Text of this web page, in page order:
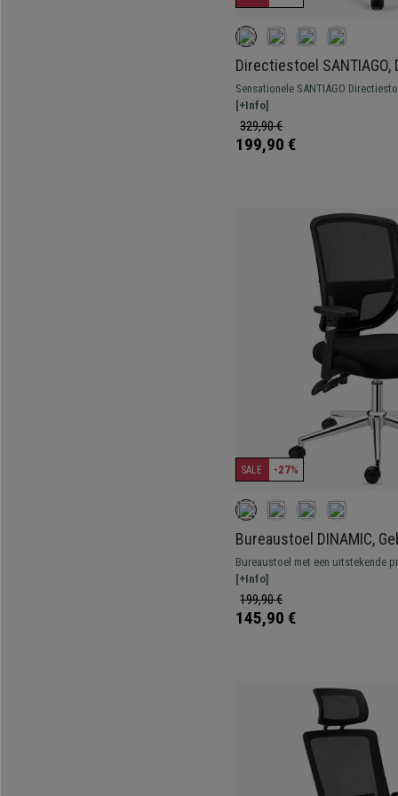
Directiestoel SANTIAGO,
Kantelmechanisme,
Zwart
Sensationele SANTIAGO
ruime, geïntegreerde hoofdsteun
te onderhouden leder. Als u op
kwaliteitsbureaustoel voor de
model.
[+Info]
329,90 €
199,90 €
SALE -27%
Bureaustoel DINAMIC,
Verstelbare Rugleuning,
Stevig, Zwart
Bureaustoel met een uitstekende
zeer comfortabel en robuust.
armleuningen, ergonomisch ontwerp.
[+Info]
199,90 €
145,90 €